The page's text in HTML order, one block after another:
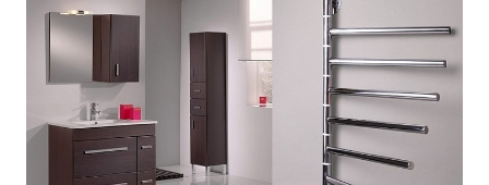
Sport
Style